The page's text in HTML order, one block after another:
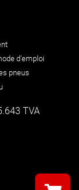
d'emploi
pneus
TVA